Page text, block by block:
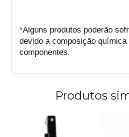
*Alguns produtos poderão
devido a composição química
componentes.
Produtos